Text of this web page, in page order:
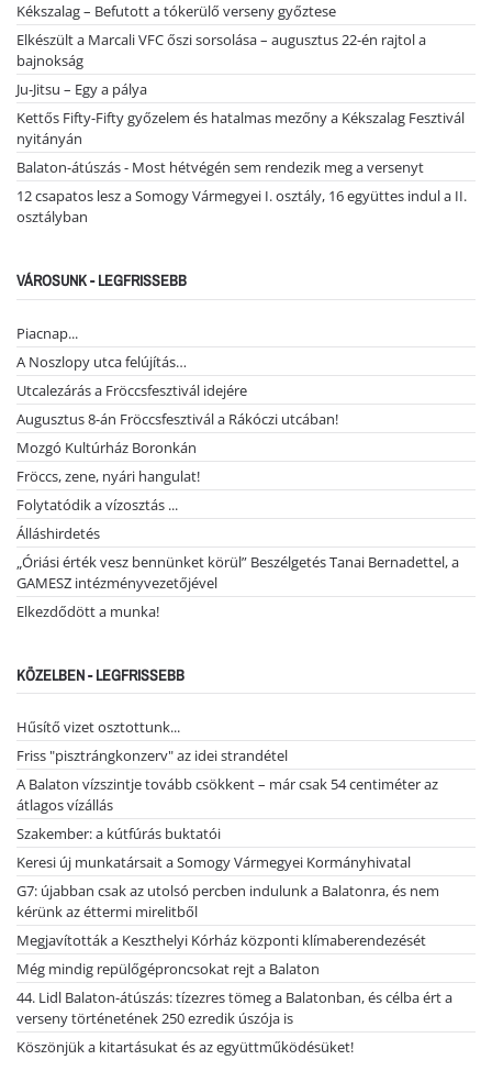
Kékszalag – Befutott a tókerülő verseny győztese
Elkészült a Marcali VFC őszi sorsolása – augusztus 22-én rajtol a
bajnokság
Ju-Jitsu – Egy a pálya
Kettős Fifty-Fifty győzelem és hatalmas mezőny a Kékszalag Fesztivál
nyitányán
Balaton-átúszás - Most hétvégén sem rendezik meg a versenyt
12 csapatos lesz a Somogy Vármegyei I. osztály, 16 együttes indul a II.
osztályban
VÁROSUNK - LEGFRISSEBB
Piacnap...
A Noszlopy utca felújítás…
Utcalezárás a Fröccsfesztivál idejére
Augusztus 8-án Fröccsfesztivál a Rákóczi utcában!
Mozgó Kultúrház Boronkán
Fröccs, zene, nyári hangulat!
Folytatódik a vízosztás ...
Álláshirdetés
„Óriási érték vesz bennünket körül” Beszélgetés Tanai Bernadettel, a
GAMESZ intézményvezetőjével
Elkezdődött a munka!
KÖZELBEN - LEGFRISSEBB
Hűsítő vizet osztottunk...
Friss "pisztrángkonzerv" az idei strandétel
A Balaton vízszintje tovább csökkent – már csak 54 centiméter az
átlagos vízállás
Szakember: a kútfúrás buktatói
Keresi új munkatársait a Somogy Vármegyei Kormányhivatal
G7: újabban csak az utolsó percben indulunk a Balatonra, és nem
kérünk az éttermi mirelitből
Megjavították a Keszthelyi Kórház központi klímaberendezését
Még mindig repülőgéproncsokat rejt a Balaton
44. Lidl Balaton-átúszás: tízezres tömeg a Balatonban, és célba ért a
verseny történetének 250 ezredik úszója is
Köszönjük a kitartásukat és az együttműködésüket!